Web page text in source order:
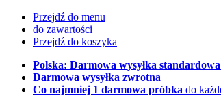
Przejdź do menu
do zawartości
Przejdź do koszyka
Polska: Darmowa wysyłka standardowa
Darmowa wysyłka zwrotna
Co najmniej 1 darmowa próbka do